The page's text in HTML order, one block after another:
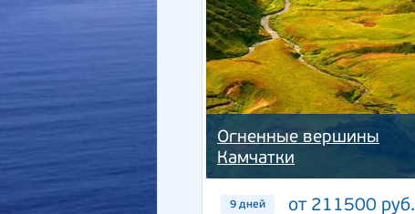
Огненные вершины
Камчатки
9 дней от 211500 руб.